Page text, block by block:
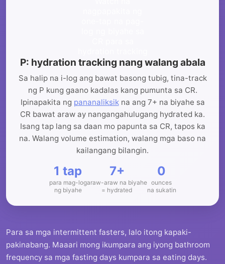
P: hydration tracking nang walang abala
Sa halip na i-log ang bawat basong tubig, tina-track
ng P kung gaano kadalas kang pumunta sa CR.
Ipinapakita ng pananaliksikna ang 7+ na biyahe sa
CR bawat araw ay nangangahulugang hydrated ka.
Isang tap lang sa daan mo papunta sa CR, tapos ka
na. Walang volume estimation, walang mga baso na
kailangang bilangin.
1 tap
para mag-log
ng biyahe
7+
araw-araw na biyahe
= hydrated
0
ounces
na sukatin
Para sa mga intermittent fasters, lalo itong kapaki-
pakinabang. Maaari mong ikumpara ang iyong bathroom
frequency sa mga fasting days kumpara sa eating days.